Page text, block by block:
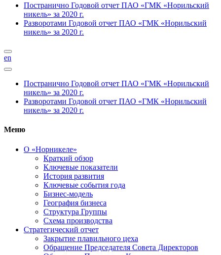
Постранично Годовой отчет ПАО «ГМК «Норильский
никель» за 2020 г.
Разворотами Годовой отчет ПАО «ГМК «Норильский
никель» за 2020 г.
en
Постранично Годовой отчет ПАО «ГМК «Норильский
никель» за 2020 г.
Разворотами Годовой отчет ПАО «ГМК «Норильский
никель» за 2020 г.
Меню
О «Норникеле»
Краткий обзор
Ключевые показатели
История развития
Ключевые события года
Бизнес-модель
География бизнеса
Структура Группы
Схема производства
Стратегический отчет
Закрытие плавильного цеха
Обращение Председателя Совета Директоров